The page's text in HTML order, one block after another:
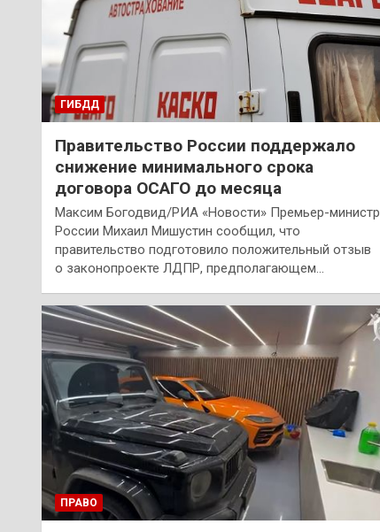
ГИБДД
Правительство России поддержало
снижение минимального срока
договора ОСАГО до месяца
Максим Богодвид/РИА «Новости» Премьер-министр
России Михаил Мишустин сообщил, что
правительство подготовило положительный отзыв
о законопроекте ЛДПР, предполагающем…
ПРАВО